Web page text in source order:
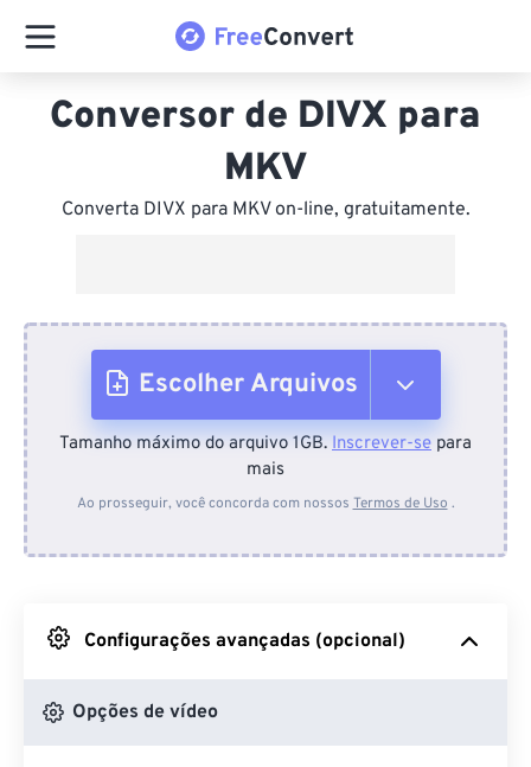
Conversor de DIVX para
MKV
Converta DIVX para MKV on-line, gratuitamente.
Escolher Arquivos
Do dispositivo
Do Google Drive
Do OneDrive
Tamanho máximo do arquivo 1GB. Inscrever-se para
mais
Ao prosseguir, você concorda com nossos Termos de Uso .
Configurações avançadas (opcional)
Opções de vídeo